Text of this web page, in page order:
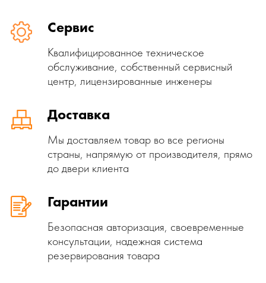
Сервис
Квалифицированное техническое
обслуживание, собственный сервисный
центр, лицензированные инженеры
Доставка
Мы доставляем товар во все регионы
страны, напрямую от производителя, прямо
до двери клиента
Гарантии
Безопасная авторизация, своевременные
консультации, надежная система
резервирования товара